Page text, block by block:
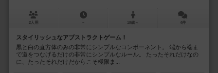
2人用 － 10歳～ 4件
スタイリッシュなアブストラクトゲーム！
黒と白の直方体のみの非常にシンプルなコンポーネント。 端から端ま
で道をつなげるだけの非常にシンプルなルール。 たったそれだけなの
に、たったそれだけだからこそ極限ま...